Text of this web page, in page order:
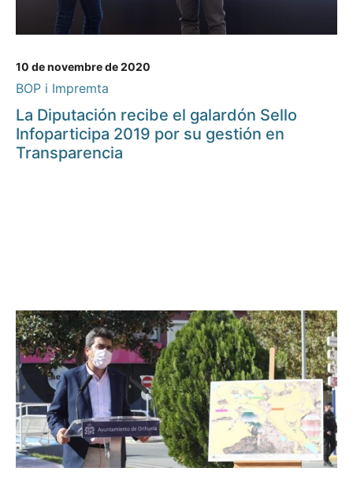
10 de novembre de 2020
BOP i Impremta
La Diputación recibe el galardón Sello
Infoparticipa 2019 por su gestión en
Transparencia